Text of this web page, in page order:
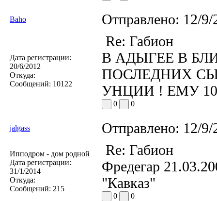
Baho Отправлено: 12/
Дата регистрации:
20/6/2012
Откуда:
Сообщений: 10122
Re: Габион
В АДЫГЕЕ В
ПОСЛЕДНИХ
УНЦИИ ! ЕМУ
0 0
jalgass Отправлено: 12/
Ипподром - дом родной
Дата регистрации:
31/1/2014
Откуда:
Сообщений: 215
Re: Габион
Фредегар
"Кавказ"
0 0